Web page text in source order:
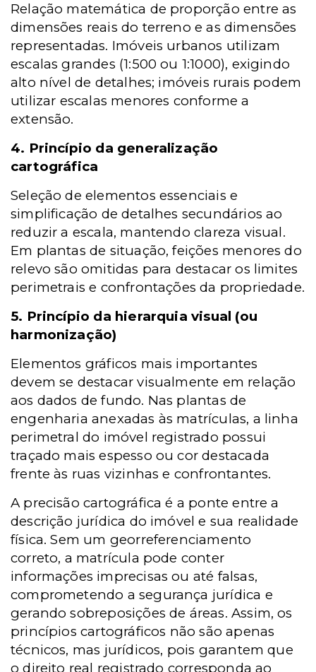
Relação matemática de proporção entre as
dimensões reais do terreno e as dimensões
representadas. Imóveis urbanos utilizam
escalas grandes (1:500 ou 1:1000), exigindo
alto nível de detalhes; imóveis rurais podem
utilizar escalas menores conforme a
extensão.
4. Princípio da generalização
cartográfica
Seleção de elementos essenciais e
simplificação de detalhes secundários ao
reduzir a escala, mantendo clareza visual.
Em plantas de situação, feições menores do
relevo são omitidas para destacar os limites
perimetrais e confrontações da propriedade.
5. Princípio da hierarquia visual (ou
harmonização)
Elementos gráficos mais importantes
devem se destacar visualmente em relação
aos dados de fundo. Nas plantas de
engenharia anexadas às matrículas, a linha
perimetral do imóvel registrado possui
traçado mais espesso ou cor destacada
frente às ruas vizinhas e confrontantes.
A precisão cartográfica é a ponte entre a
descrição jurídica do imóvel e sua realidade
física. Sem um georreferenciamento
correto, a matrícula pode conter
informações imprecisas ou até falsas,
comprometendo a segurança jurídica e
gerando sobreposições de áreas. Assim, os
princípios cartográficos não são apenas
técnicos, mas jurídicos, pois garantem que
o direito real registrado corresponda ao